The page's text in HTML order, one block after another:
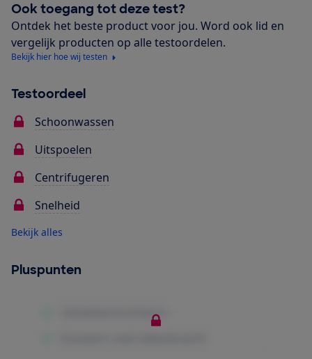
Ook toegang tot deze test?
Ontdek het beste product voor jou. Word ook lid en
vergelijk producten op alle testoordelen.
Bekijk hier hoe wij testen
Testoordeel
Schoonwassen
Uitspoelen
Centrifugeren
Snelheid
Bekijk alles
Pluspunten